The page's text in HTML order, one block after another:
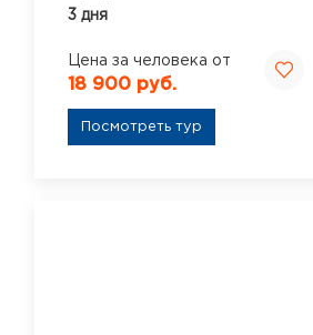
3 дня
Цена за человека от
18 900 руб.
Посмотреть тур